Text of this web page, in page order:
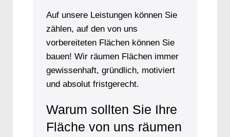
Auf unsere Leistungen können Sie
zählen, auf den von uns
vorbereiteten Flächen können Sie
bauen! Wir räumen Flächen immer
gewissenhaft, gründlich, motiviert
und absolut fristgerecht.
Warum sollten Sie Ihre
Fläche von uns räumen